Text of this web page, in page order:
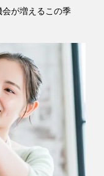
が増えるこの季